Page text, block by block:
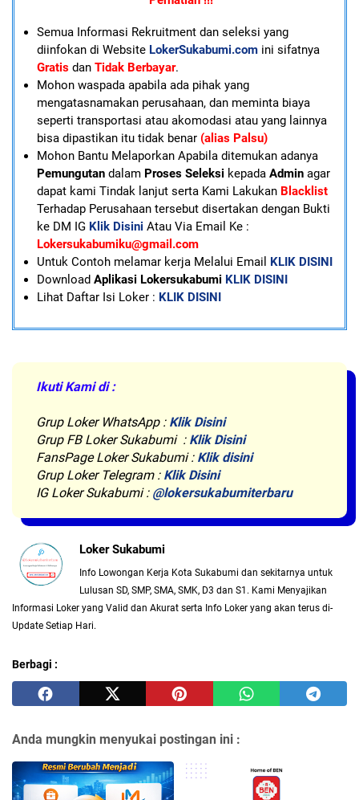
Semua Informasi Rekruitment dan seleksi yang
diinfokan di Website LokerSukabumi.comini sifatnya
Gratisdan Tidak Berbayar.
Mohon waspada apabila ada pihak yang
mengatasnamakan perusahaan, dan meminta biaya
seperti transportasi atau akomodasi atau yang lainnya
bisa dipastikan itu tidak benar (alias Palsu)
Mohon Bantu Melaporkan Apabila ditemukan adanya
Pemungutandalam Proses Seleksi kepada Adminagar
dapat kami Tindak lanjut serta Kami LakukanBlacklist
Terhadap Perusahaan tersebut disertakan dengan Bukti
ke DM IG Klik Disini Atau Via Email Ke :
Lokersukabumiku@gmail.com
Untuk Contoh melamar kerja Melalui Email KLIK DISINI
Download Aplikasi Lokersukabumi KLIK DISINI
Lihat Daftar Isi Loker : KLIK DISINI
Ikuti Kami di :
Grup Loker WhatsApp : Klik Disini
Grup FB Loker Sukabumi : Klik Disini
FansPage Loker Sukabumi : Klik disini
Grup Loker Telegram : Klik Disini
IG Loker Sukabumi : @lokersukabumiterbaru
Loker Sukabumi
Info Lowongan Kerja Kota Sukabumi dan sekitarnya untuk
Lulusan SD, SMP, SMA, SMK, D3 dan S1. Kami Menyajikan
Informasi Loker yang Valid dan Akurat serta Info Loker yang akan terus di-
Update Setiap Hari.
Berbagi :
Anda mungkin menyukai postingan ini :